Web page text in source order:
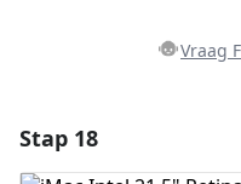
Vraag
Stap 18